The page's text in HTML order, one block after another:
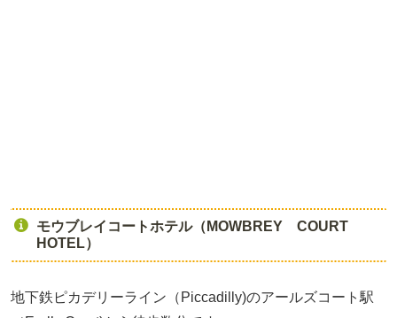
モウブレイコートホテル（MOWBREY COURT
HOTEL）
地下鉄ピカデリーライン（Piccadilly)のアールズコート駅